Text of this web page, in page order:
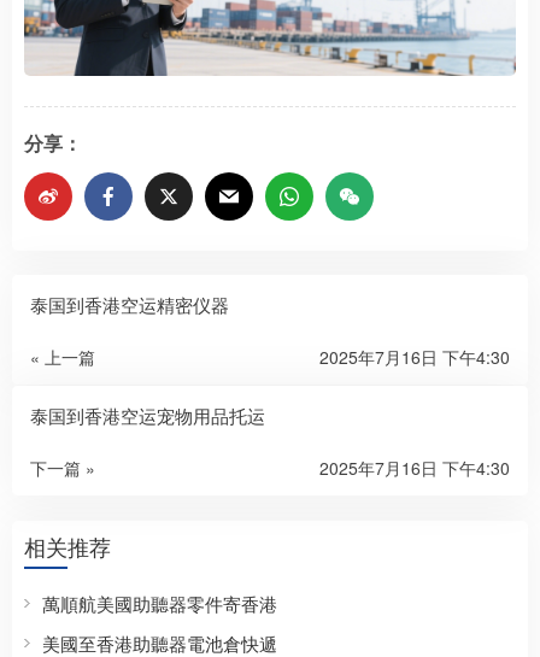
分享：
泰国到香港空运精密仪器
« 上一篇 2025年7月16日 下午4:30
泰国到香港空运宠物用品托运
下一篇 » 2025年7月16日 下午4:30
相关推荐
萬順航美國助聽器零件寄香港
美國至香港助聽器電池倉快遞